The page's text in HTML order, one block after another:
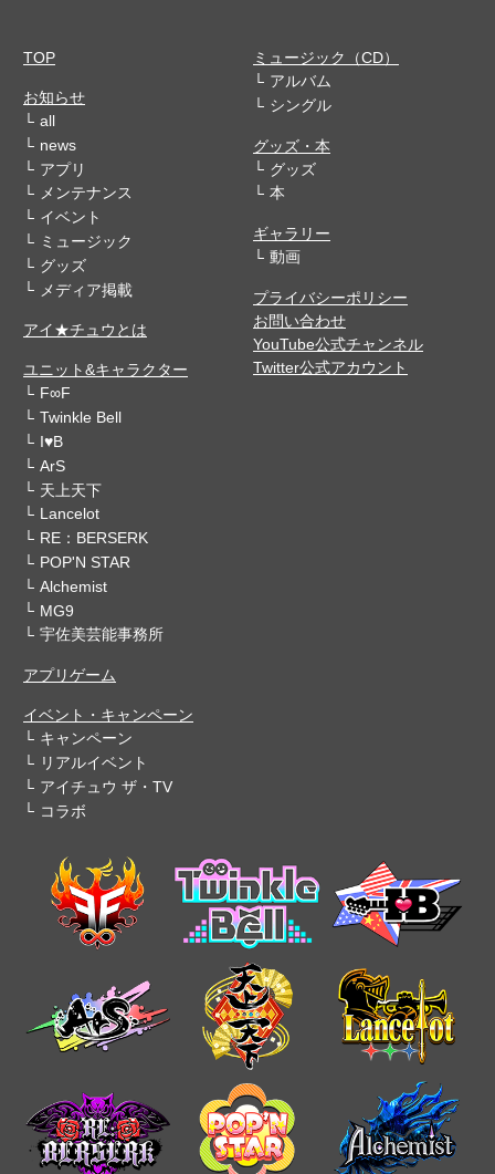
TOP
お知らせ
all
news
アプリ
メンテナンス
イベント
ミュージック
グッズ
メディア掲載
アイ★チュウとは
ユニット&キャラクター
F∞F
Twinkle Bell
I♥B
ArS
天上天下
Lancelot
RE：BERSERK
POP'N STAR
Alchemist
MG9
宇佐美芸能事務所
アプリゲーム
イベント・キャンペーン
キャンペーン
リアルイベント
アイチュウ ザ・TV
コラボ
ミュージック（CD）
アルバム
シングル
グッズ・本
グッズ
本
ギャラリー
動画
プライバシーポリシー
お問い合わせ
YouTube公式チャンネル
Twitter公式アカウント